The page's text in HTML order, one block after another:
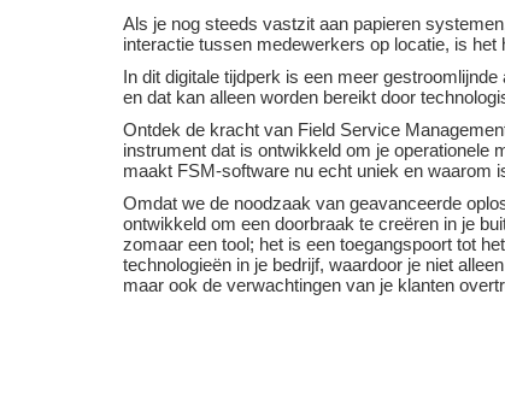
Als je nog steeds vastzit aan papieren
interactie tussen medewerkers op locatie, is het
In dit digitale tijdperk is een meer
en dat kan alleen worden bereikt door
Ontdek de kracht van Field Service
instrument dat is ontwikkeld om je operationele
maakt FSM-software nu echt uniek en waarom
Omdat we de noodzaak van geavanceerde
ontwikkeld om een doorbraak te creëren in je
zomaar een tool; het is een toegangspoort tot
technologieën in je bedrijf, waardoor je niet
maar ook de verwachtingen van je klanten